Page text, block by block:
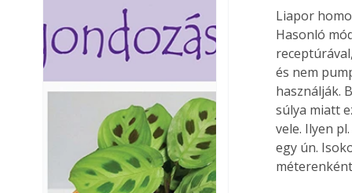
Liapor
Hasonló
és nem
használják.
súlya miatt
vele. Ilyen
egy ún.